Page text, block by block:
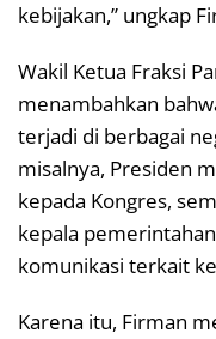
kebijakan,” ungkap
Wakil Ketua Fraksi
menambahkan
terjadi di berbagai
misalnya, Presiden
kepada Kongres,
kepala
komunikasi terkait
Karena itu, Firman